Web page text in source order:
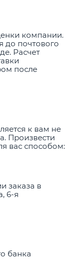
компании.
до почтового
Расчет
после
к вам не
Произвести
вас способом:
заказа в
6-я
банка